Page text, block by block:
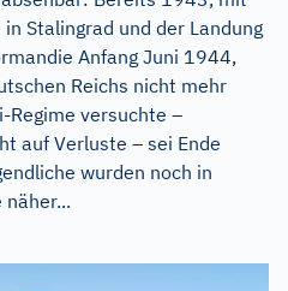
Stalingrad und der Landung
Anfang Juni 1944,
Reichs nicht mehr
Regime versuchte –
auf Verluste – sei Ende
wurden noch in